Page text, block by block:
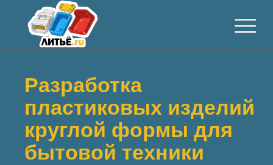
Разработка
пластиковых изделий
круглой формы для
бытовой техники